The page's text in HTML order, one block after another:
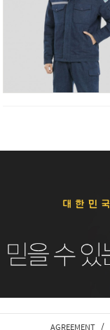
AGREEMENT /